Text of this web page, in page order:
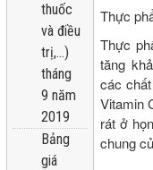
thuốc
và điều
trị,...)
tháng
9 năm
2019
Bảng
giá
Thực
Thực
tăng
các
Vitamin
rát ở
chung